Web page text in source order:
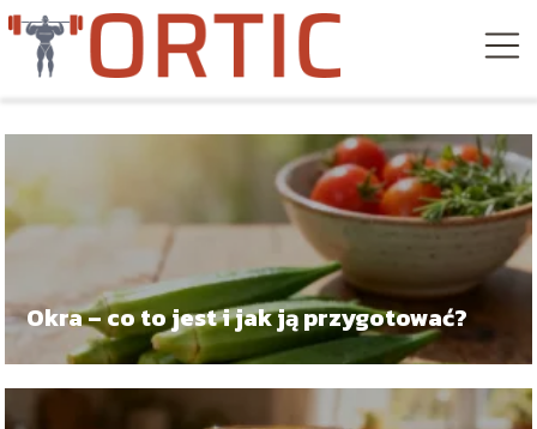
Okra – co to jest i jak ją przygotować?